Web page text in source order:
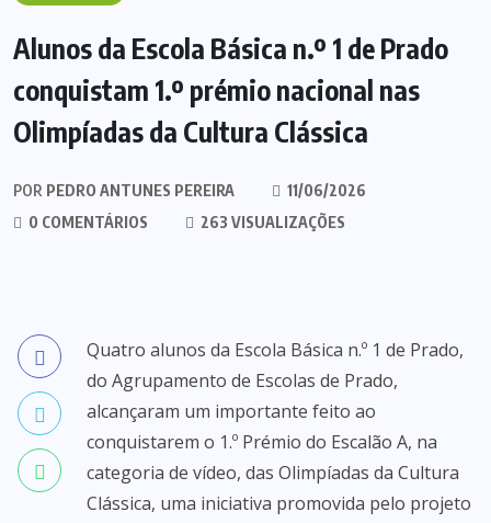
Alunos da Escola Básica n.º 1 de Prado
conquistam 1.º prémio nacional nas
Olimpíadas da Cultura Clássica
POR PEDRO ANTUNES PEREIRA
11/06/2026
0 COMENTÁRIOS
263 VISUALIZAÇÕES
Quatro alunos da Escola Básica n.º 1 de Prado,
do Agrupamento de Escolas de Prado,
alcançaram um importante feito ao
conquistarem o 1.º Prémio do Escalão A, na
categoria de vídeo, das Olimpíadas da Cultura
Clássica, uma iniciativa promovida pelo projeto